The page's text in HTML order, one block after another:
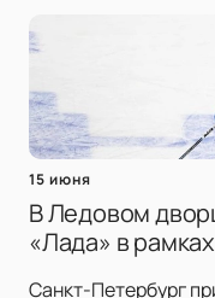
15 июня
В Ледовом
«Лада» в
Санкт-Петербург